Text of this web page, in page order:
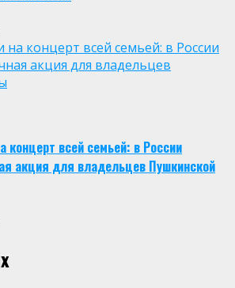
на концерт всей семьей: в России
акция для владельцев
концерт всей семьей: в России
акция для владельцев Пушкинской